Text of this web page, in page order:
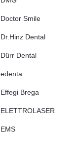
Doctor Smile
Dr.Hinz Dental
Dürr Dental
edenta
Effegi Brega
ELETTROLASER
EMS